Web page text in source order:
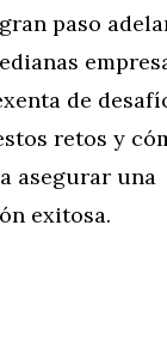
paso
de
retos y
asegurar una
exitosa.